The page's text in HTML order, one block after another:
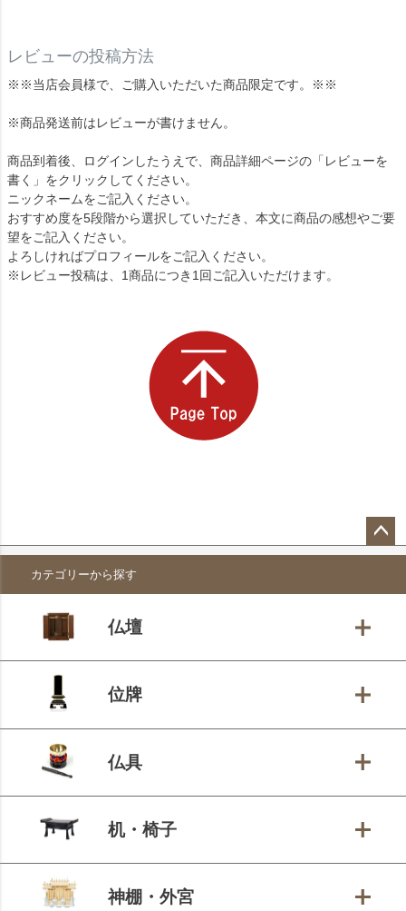
レビューの投稿方法
※※当店会員様で、ご購入いただいた商品限定です。※※
※商品発送前はレビューが書けません。
商品到着後、ログインしたうえで、商品詳細ページの「レビューを
書く」をクリックしてください。
ニックネームをご記入ください。
おすすめ度を5段階から選択していただき、本文に商品の感想やご要
望をご記入ください。
よろしければプロフィールをご記入ください。
※レビュー投稿は、1商品につき1回ご記入いただけます。
ペー
ップ
カテゴリーから探す
仏壇
位牌
仏具
机・椅子
神棚・外宮